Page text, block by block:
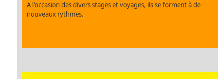
A l'occasion des divers stages et voyages, ils se forment à de
nouveaux rythmes.